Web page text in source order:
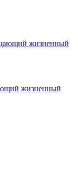
жизненный